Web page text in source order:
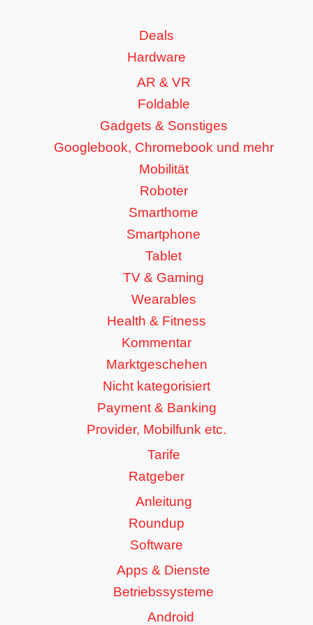
Deals
Hardware
AR & VR
Foldable
Gadgets & Sonstiges
Googlebook, Chromebook und mehr
Mobilität
Roboter
Smarthome
Smartphone
Tablet
TV & Gaming
Wearables
Health & Fitness
Kommentar
Marktgeschehen
Nicht kategorisiert
Payment & Banking
Provider, Mobilfunk etc.
Tarife
Ratgeber
Anleitung
Roundup
Software
Apps & Dienste
Betriebssysteme
Android